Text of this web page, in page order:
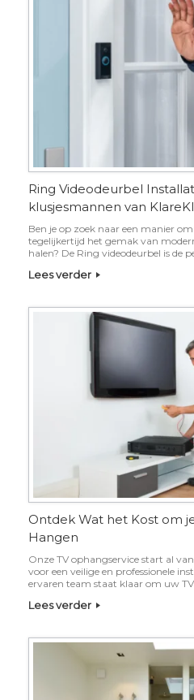
Ring Videodeurbel
klusjesmannen van
Ben je op zoek naar een manier
tegelijkertijd het gemak van
halen? De Ring videodeurbel is de
Lees verder
Ontdek Wat het Kost om
Hangen
Onze TV ophangservice start al
voor een veilige en professionele
ervaren team staat klaar om uw
Lees verder